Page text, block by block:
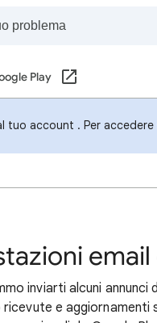
Play
tuo account . Per
email
inviarti alcuni annunci
e aggiornamenti